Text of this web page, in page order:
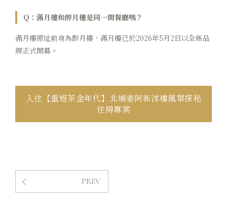
Q：滿月樓和醉月樓是同一間餐廳嗎？
滿月樓原址前身為醉月樓，滿月樓已於2026年5月2日以全新品
牌正式開幕。
入住【重返茶金年代】北埔姜阿新洋樓風華探秘
住房專案
PREV